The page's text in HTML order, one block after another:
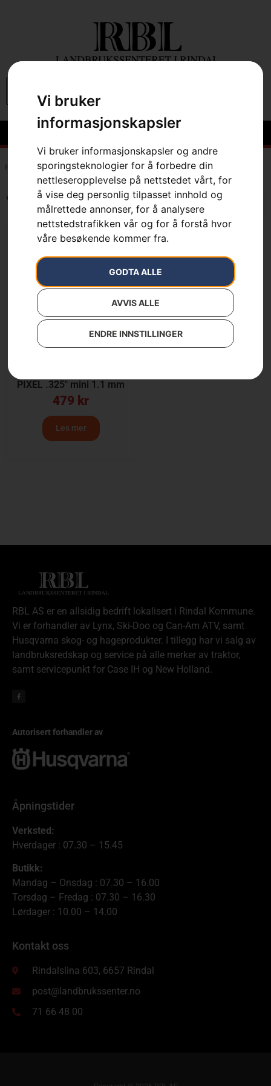
Vi bruker
informasjonskapsler
Vi bruker informasjonskapsler og andre
sporingsteknologier for å forbedre din
nettleseropplevelse på nettstedet vårt, for
å vise deg personlig tilpasset innhold og
målrettede annonser, for å analysere
nettstedstrafikken vår og for å forstå hvor
våre besøkende kommer fra.
GODTA ALLE
AVVIS ALLE
ENDRE INNSTILLINGER
Hem 7391736618946
Viser det ene resultatet
PIXEL .325″ mini 1.1 mm
479 kr
Les mer
RBL AS er en allsidig bedrift lokalisert i Rindal Kommune.
Vi er forhandler av Lynx, Ski-Doo og Can-Am ATV, samt
Husqvarna skog- og hageprodukter. I tillegg har vi salg av
landbruksredskap og service på alle merker av traktor,
samt servicepunkt for Case IH og New Holland.
Autorisert forhandler av
Åpningstider
Verksted:
Hverdager : 07.30 – 15.45
Butikk:
Mandag – Onsdag : 07.30 – 16.00
Torsdag – Fredag : 07.30 – 16.30
Lørdager : 10.00 – 14.00
Kontakt oss
Rindalslina 603, 6657 Rindal
post@landbrukssenter.no
71 66 48 00